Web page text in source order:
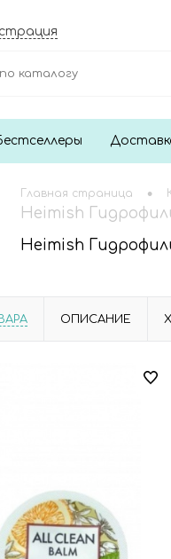
Главная страница •
Heimish
Heimish
ОПИСАНИЕ